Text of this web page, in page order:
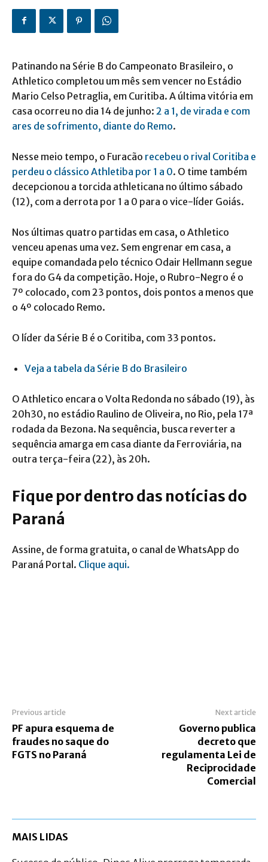
Patinando na Série B do Campeonato Brasileiro, o
Athletico completou um mês sem vencer no Estádio
Mario Celso Petraglia, em Curitiba. A última vitória em
casa ocorreu no dia 14 de junho: 2 a 1, de virada e com
ares de sofrimento, diante do Remo.
Nesse meio tempo, o Furacão recebeu o rival Coritiba e
perdeu o clássico Athletiba por 1 a 0. O time também
decepcionou a torcida athleticana no último sábado
(12), com a derrota por 1 a 0 para o vice-líder Goiás.
Nos últimas quatro partidas em casa, o Athletico
venceu apenas uma vez. Sem engrenar em casa, a
equipe comandada pelo técnico Odair Hellmann segue
fora do G4 da competição. Hoje, o Rubro-Negro é o
7º colocado, com 23 pontos, dois pontos a menos que
o 4º colocado Remo.
O líder da Série B é o Coritiba, com 33 pontos.
Veja a tabela da Série B do Brasileiro
O Athletico encara o Volta Redonda no sábado (19), às
20h30, no estádio Raulino de Oliveira, no Rio, pela 17ª
rodada da Bezona. Na sequência, busca reverter a
sequência amarga em casa diante da Ferroviária, na
outra terça-feira (22), às 20h.
Fique por dentro das notícias do
Paraná
Assine, de forma gratuita, o canal de WhatsApp do
Paraná Portal. Clique aqui.
Previous article
PF apura esquema de
fraudes no saque do
FGTS no Paraná
Next article
Governo publica
decreto que
regulamenta Lei de
Reciprocidade
Comercial
MAIS LIDAS